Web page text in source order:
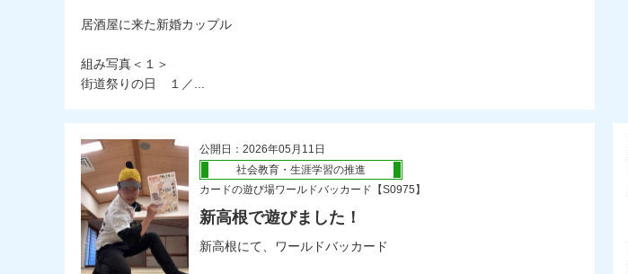
居酒屋に来た新婚カップル
組み写真＜１＞
街道祭りの日 １／...
公開日：2026年05月11日
社会教育・生涯学習の推進
カードの遊び場ワールドバッカード【S0975】
新高根で遊びました！
新高根にて、ワールドバッカード